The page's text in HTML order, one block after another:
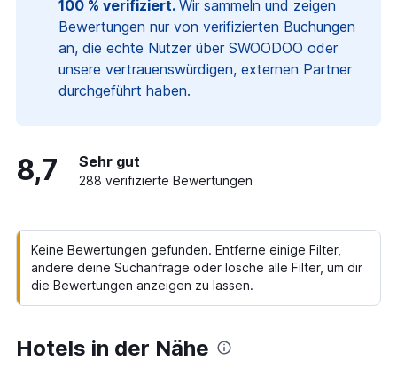
100 % verifiziert. Wir sammeln und zeigen
Bewertungen nur von verifizierten Buchungen
an, die echte Nutzer über SWOODOO oder
unsere vertrauenswürdigen, externen Partner
durchgeführt haben.
8,7 Sehr gut
288 verifizierte Bewertungen
Keine Bewertungen gefunden. Entferne einige Filter,
ändere deine Suchanfrage oder lösche alle Filter, um dir
die Bewertungen anzeigen zu lassen.
Hotels in der Nähe